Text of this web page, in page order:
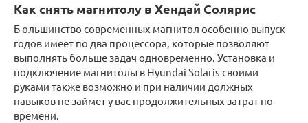
Как снять магнитолу в Хендай Солярис
Б ольшинство современных магнитол особенно выпуск
годов имеет по два процессора, которые позволяют
выполнять больше задач одновременно. Установка и
подключение магнитолы в Hyundai Solaris своими
руками также возможно и при наличии должных
навыков не займет у вас продолжительных затрат по
времени.